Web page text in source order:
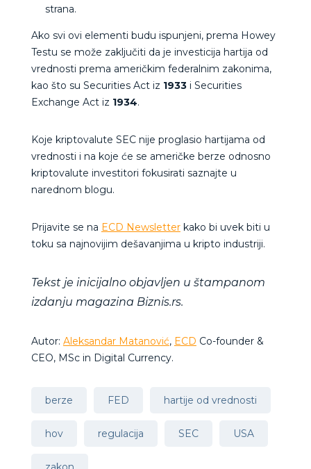
strana.
Ako svi ovi elementi budu ispunjeni, prema Howey
Testu se može zaključiti da je investicija hartija od
vrednosti prema američkim federalnim zakonima,
kao što su Securities Act iz 1933i Securities
Exchange Act iz 1934.
Koje kriptovalute SEC nije proglasio hartijama od
vrednosti i na koje će se američke berze odnosno
kriptovalute investitori fokusirati saznajte u
narednom blogu.
Prijavite se na ECD Newsletterkako bi uvek biti u
toku sa najnovijim dešavanjima u kripto industriji.
Tekst je inicijalno objavljen u štampanom
izdanju magazina Biznis.rs.
Autor: Aleksandar Matanović, ECD Co-founder &
CEO, MSc in Digital Currency.
berze FED hartije od vrednosti
hov regulacija SEC USA